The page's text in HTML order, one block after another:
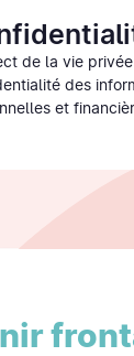
de la vie
des
et